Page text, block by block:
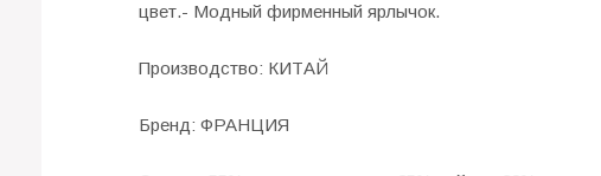
цвет.- Модный фирменный ярлычок.
Производство: КИТАЙ
Бренд: ФРАНЦИЯ